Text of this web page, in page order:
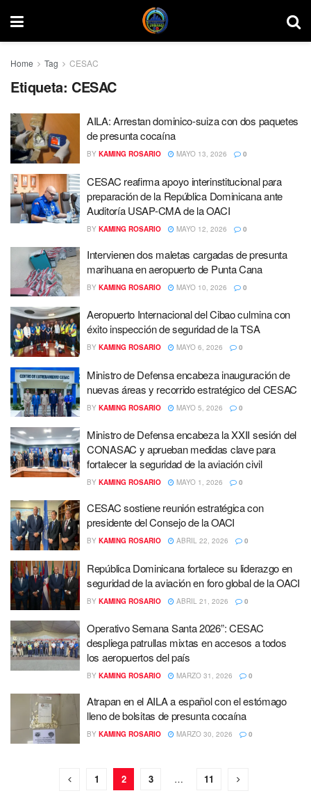
Home Tag CESAC
Etiqueta: CESAC
AILA: Arrestan dominico-suiza con dos paquetes
de presunta cocaína
BY KAMING ROSARIO MAYO 13, 2026 0
CESAC reafirma apoyo interinstitucional para
preparación de la República Dominicana ante
Auditoría USAP-CMA de la OACI
BY KAMING ROSARIO MAYO 12, 2026 0
Intervienen dos maletas cargadas de presunta
marihuana en aeropuerto de Punta Cana
BY KAMING ROSARIO MAYO 10, 2026 0
Aeropuerto Internacional del Cibao culmina con
éxito inspección de seguridad de la TSA
BY KAMING ROSARIO MAYO 6, 2026 0
Ministro de Defensa encabeza inauguración de
nuevas áreas y recorrido estratégico del CESAC
BY KAMING ROSARIO MAYO 5, 2026 0
Ministro de Defensa encabeza la XXII sesión del
CONASAC y aprueban medidas clave para
fortalecer la seguridad de la aviación civil
BY KAMING ROSARIO MAYO 1, 2026 0
CESAC sostiene reunión estratégica con
presidente del Consejo de la OACI
BY KAMING ROSARIO ABRIL 22, 2026 0
República Dominicana fortalece su liderazgo en
seguridad de la aviación en foro global de la OACI
BY KAMING ROSARIO ABRIL 21, 2026 0
Operativo Semana Santa 2026”: CESAC
despliega patrullas mixtas en accesos a todos
los aeropuertos del país
BY KAMING ROSARIO MARZO 31, 2026 0
Atrapan en el AILA a español con el estómago
lleno de bolsitas de presunta cocaína
BY KAMING ROSARIO MARZO 30, 2026 0
1 2 3 … 11